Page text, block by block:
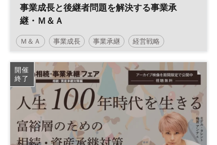
事業成長と後継者問題を解決する事業承
継・Ｍ＆Ａ
Ｍ＆Ａ 事業成長 事業承継 経営戦略
参加無料
開催
終了